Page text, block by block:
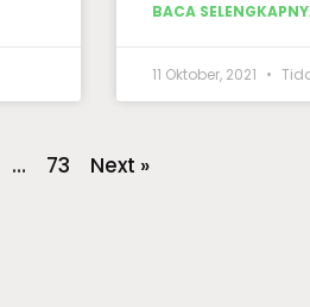
BACA
11 Oktober, 2021
… 73 Next »